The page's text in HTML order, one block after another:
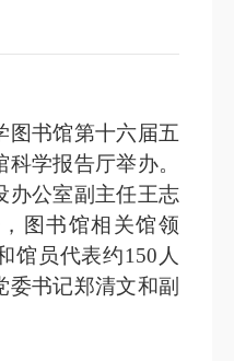
图书馆第十六届五
学报告厅举办。
办公室副主任王志
图书馆相关馆领
馆员代表约150人
书记郑清文和副